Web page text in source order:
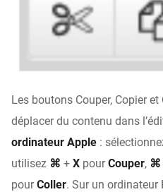
Les boutons Couper, Copier
déplacer du contenu dans
ordinateur Apple :
utilisez ⌘ + X pourCouper, ⌘
pourColler. Sur un ordinateur